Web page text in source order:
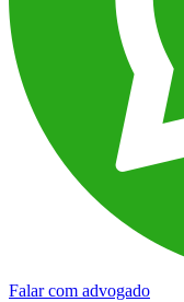
Falar com advogado